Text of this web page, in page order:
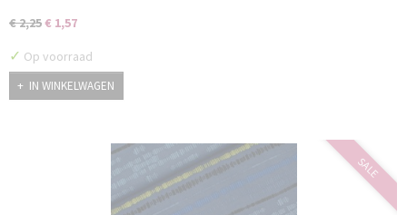
€ 2,25€ 1,57
✓ Op voorraad
IN WINKELWAGEN
SALE